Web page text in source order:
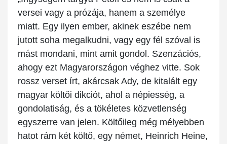
versei vagy a prózája, hanem a személye
miatt. Egy ilyen ember, akinek eszébe nem
jutott soha megalkudni, vagy egy fél szóval is
mást mondani, mint amit gondol. Szenzációs,
ahogy ezt Magyarországon véghez vitte. Sok
rossz verset írt, akárcsak Ady, de kitalált egy
magyar költői dikciót, ahol a népiesség, a
gondolatiság, és a tökéletes közvetlenség
egyszerre van jelen. Költőileg még mélyebben
hatot rám két költő, egy német, Heinrich Heine,